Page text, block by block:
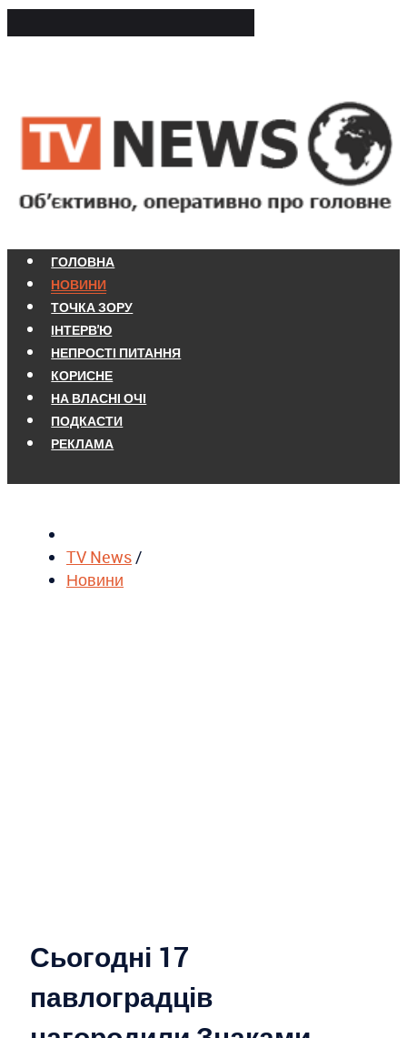
ГОЛОВНА
НОВИНИ
ТОЧКА ЗОРУ
ІНТЕРВ'Ю
НЕПРОСТІ ПИТАННЯ
КОРИСНЕ
НА ВЛАСНІ ОЧІ
ПОДКАСТИ
РЕКЛАМА
TV News/
Новини
Сьогодні 17
павлоградців